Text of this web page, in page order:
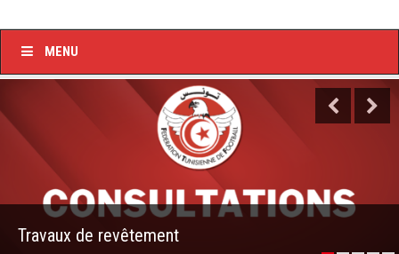
Ligue I – 2019/2020
Feuilles de match 2018/2019
Feuille de match 2017/2018
–Ligue I–
–Ligue II–
MENU
Travaux de revêtement